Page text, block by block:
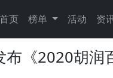
首页 榜单 活动 资
布《2020胡润